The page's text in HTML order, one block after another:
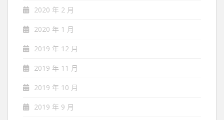
2020 年 2 月
2020 年 1 月
2019 年 12 月
2019 年 11 月
2019 年 10 月
2019 年 9 月